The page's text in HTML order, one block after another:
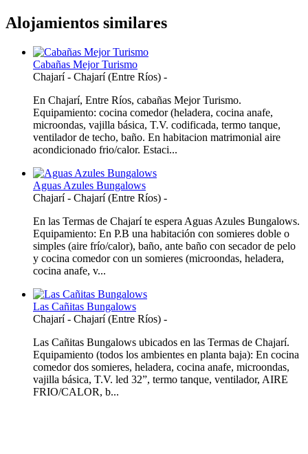
Alojamientos similares
Cabañas Mejor Turismo
Chajarí- Chajarí (Entre Ríos) -
En Chajarí, Entre Ríos, cabañas Mejor Turismo.
Equipamiento: cocina comedor (heladera, cocina anafe,
microondas, vajilla básica, T.V. codificada, termo tanque,
ventilador de techo, baño. En habitacion matrimonial aire
acondicionado frio/calor. Estaci...
Aguas Azules Bungalows
Chajarí- Chajarí (Entre Ríos) -
En las Termas de Chajarí te espera Aguas Azules Bungalows.
Equipamiento: En P.B una habitación con somieres doble o
simples (aire frío/calor), baño, ante baño con secador de pelo
y cocina comedor con un somieres (microondas, heladera,
cocina anafe, v...
Las Cañitas Bungalows
Chajarí- Chajarí (Entre Ríos) -
Las Cañitas Bungalows ubicados en las Termas de Chajarí.
Equipamiento (todos los ambientes en planta baja): En cocina
comedor dos somieres, heladera, cocina anafe, microondas,
vajilla básica, T.V. led 32”, termo tanque, ventilador, AIRE
FRIO/CALOR, b...